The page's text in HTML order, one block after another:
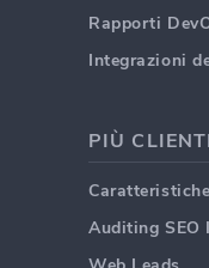
Rapporti
Integrazioni
PIÙ
Auditing SEO